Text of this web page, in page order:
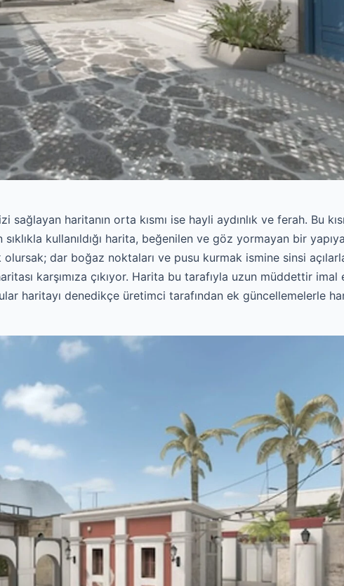
haritanın orta kısmı ise hayli aydınlık ve ferah. Bu
kullanıldığı harita, beğenilen ve göz yormayan bir
dar boğaz noktaları ve pusu kurmak ismine sinsi
karşımıza çıkıyor. Harita bu tarafıyla uzun müddettir
haritayı denedikçe üretimci tarafından ek güncellemelerle